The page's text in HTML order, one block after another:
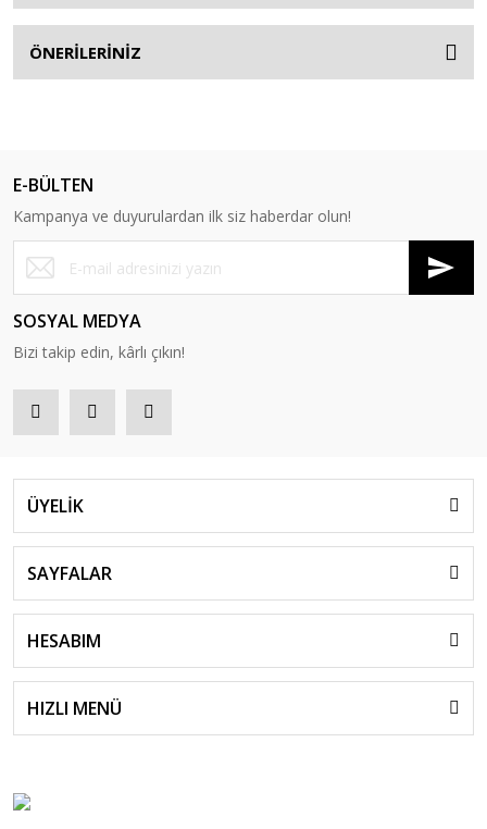
ÖNERİLERİNİZ
E-BÜLTEN
Kampanya ve duyurulardan ilk siz haberdar olun!
SOSYAL MEDYA
Bizi takip edin, kârlı çıkın!
ÜYELİK
SAYFALAR
HESABIM
HIZLI MENÜ